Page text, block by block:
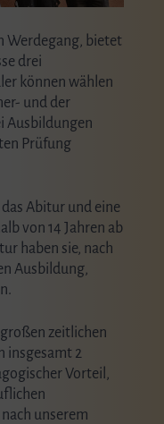
Werdegang, bietet
drei
können wählen
und der
Ausbildungen
Prüfung
Abitur und eine
von 14 Jahren ab
haben sie, nach
Ausbildung,
zeitlichen
insgesamt 2
Vorteil,
unserem